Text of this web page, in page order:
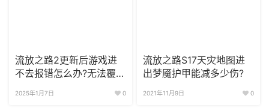
流放之路2更新后游戏进
不去报错怎么办?无法覆写
2025年1月7日 0
流放之路S17天灾地图进
出梦魇护甲能减多少伤?
2021年11月9日 0